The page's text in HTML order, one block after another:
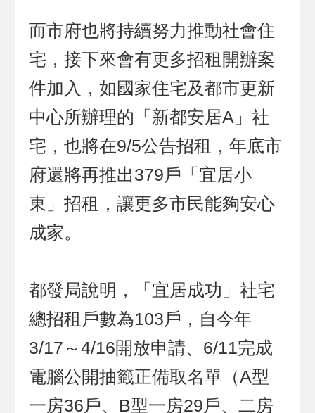
而市府也將持續努力推動社會住
宅，接下來會有更多招租開辦案
件加入，如國家住宅及都市更新
中心所辦理的「新都安居A」社
宅，也將在9/5公告招租，年底市
府還將再推出379戶「宜居小
東」招租，讓更多市民能夠安心
成家。
都發局說明，「宜居成功」社宅
總招租戶數為103戶，自今年
3/17～4/16開放申請、6/11完成
電腦公開抽籤正備取名單（A型
一房36戶、B型一房29戶、二房